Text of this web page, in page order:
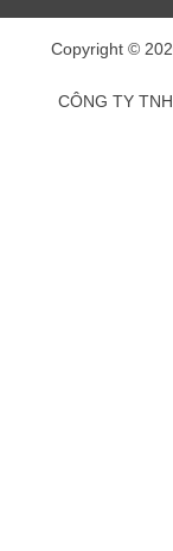
Copyright ©
CÔNG TY